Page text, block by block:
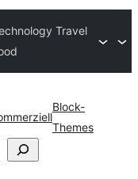
Travel
Block-
Themes